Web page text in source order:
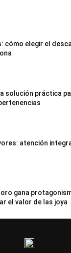
cómo elegir el
solución práctica
atención
gana
el valor de las joya